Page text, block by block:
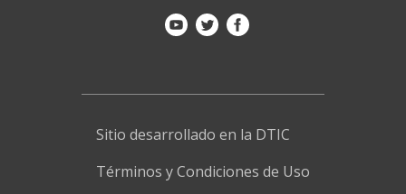
Sitio desarrollado en la DTIC
Términos y Condiciones de Uso